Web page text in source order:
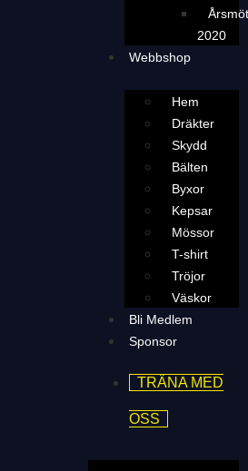
2020
Webbshop
Hem
Dräkter
Skydd
Bälten
Byxor
Kepsar
Mössor
T-shirt
Tröjor
Väskor
Bli Medlem
Sponsor
TRÄNA MED
OSS